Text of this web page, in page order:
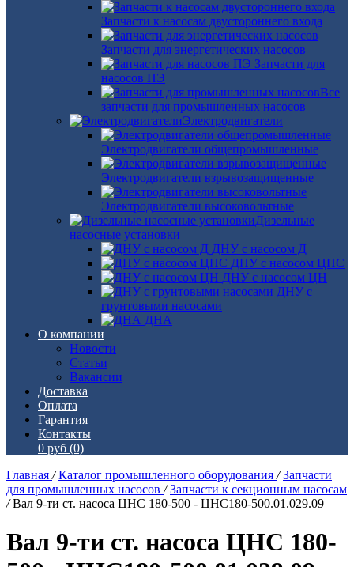
Запчасти к насосам двустороннего входа
Запчасти для энергетических насосов
Запчасти для
насосов ПЭ
Все
запчасти для промышленных насосов
Электродвигатели
Электродвигатели общепромышленные
Электродвигатели взрывозащищенные
Электродвигатели высоковольтные
Дизельные
насосные установки
ДНУ с насосом Д
ДНУ с насосом ЦНС
ДНУ с насосом ЦН
ДНУ с
грунтовыми насосами
ДНА
О компании
Новости
Статьи
Вакансии
Доставка
Оплата
Гарантия
Контакты
0 руб (0)
Главная / Каталог промышленного оборудования / Запчасти
для промышленных насосов / Запчасти к секционным насосам
/ Вал 9-ти ст. насоса ЦНС 180-500 - ЦНС180-500.01.029.09
Вал 9-ти ст. насоса ЦНС 180-